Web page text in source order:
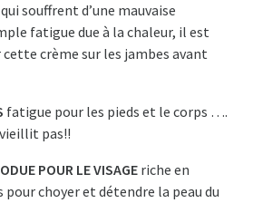
souffrent d’une mauvaise
fatigue due à la chaleur, il est
crème sur les jambes avant
fatigue pour les pieds et le corps ….
pas!!
POUR LE VISAGE riche en
choyer et détendre la peau du